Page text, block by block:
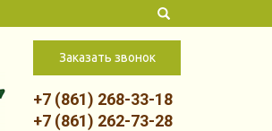
Заказать звонок
+7 (861) 268-33-18
+7 (861) 262-73-28